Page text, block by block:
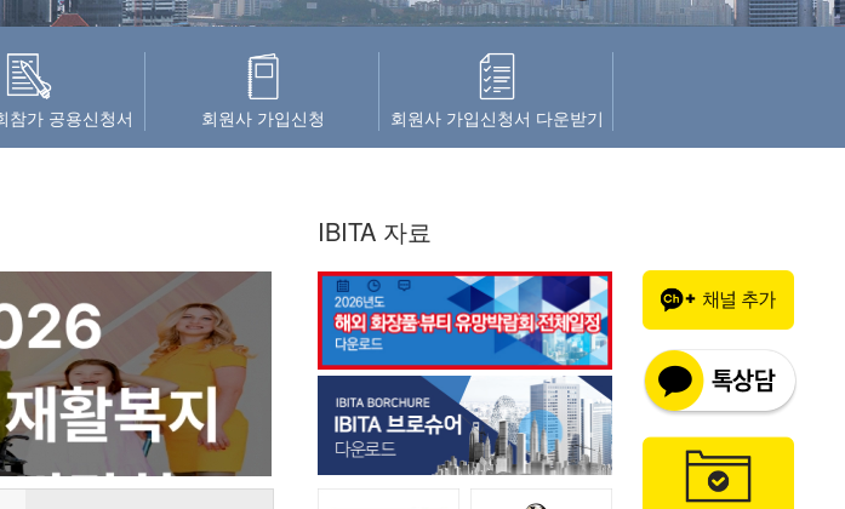
1
참가 공용신청서 회원사 가입신청 회원사 가입신청서 다운받기
IBITA 자료